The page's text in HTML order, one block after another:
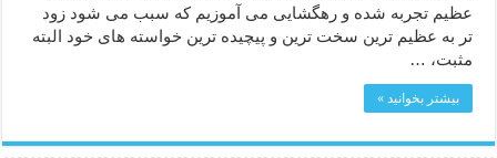
عظیم تجربه شده و رهگشایی می آموزیم که سبب می شود زود
تر به عظیم ترین سخت ترین و پیچیده ترین خواسته های خود البته
مثبت، …
بیشتر بخوانید »